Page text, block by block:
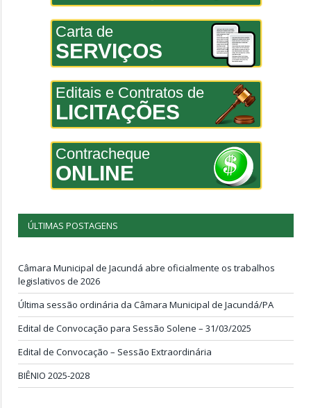
Carta de
SERVIÇOS
Editais e Contratos de
LICITAÇÕES
Contracheque
ONLINE
ÚLTIMAS POSTAGENS
Câmara Municipal de Jacundá abre oficialmente os trabalhos
legislativos de 2026
Última sessão ordinária da Câmara Municipal de Jacundá/PA
Edital de Convocação para Sessão Solene – 31/03/2025
Edital de Convocação – Sessão Extraordinária
BIÊNIO 2025-2028